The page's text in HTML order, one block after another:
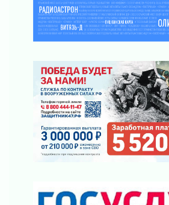
Ленобласть отметила
регионом и страной
02 августа 2026
02 августа 2026
ПСК через Гослуслуги
Ленинградской области о
счетах
02 августа 2026
Пропавшего подростка
районе Ленобласти
02 августа 2026
02 августа 2026